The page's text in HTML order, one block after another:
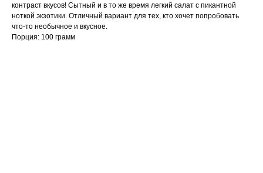
контраст вкусов! Сытный и в то же время легкий салат с пикантной
ноткой экзотики. Отличный вариант для тех, кто хочет попробовать
что-то необычное и вкусное.
Порция: 100 грамм